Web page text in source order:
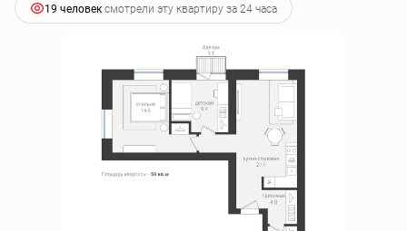
19 человексмотрели эту квартиру за 24 часа